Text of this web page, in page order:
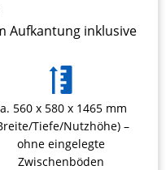
Aufkantung inklusive
560 x 580 x 1465 mm
Tiefe/Nutzhöhe) –
ohne eingelegte
Zwischenböden